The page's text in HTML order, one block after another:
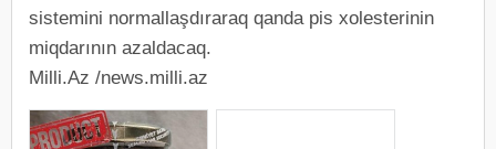
sistemini normallaşdıraraq qanda pis xolesterinin
miqdarının azaldacaq.
Milli.Az /news.milli.az